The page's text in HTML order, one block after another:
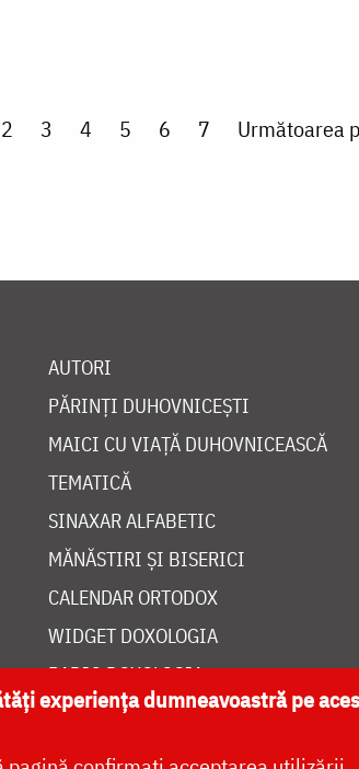
page
Page
2 Page
3 Page
4 Page
5 Page
6 Page
7 Next page
Următoarea
AUTORI
PĂRINȚI DUHOVNICEȘTI
MAICI CU VIAȚĂ DUHOVNICEASCĂ
TEMATICĂ
SINAXAR ALFABETIC
MĂNĂSTIRI ȘI BISERICI
CALENDAR ORTODOX
WIDGET DOXOLOGIA
RADIO DOXOLOGIA
experiența dumneavoastră pe